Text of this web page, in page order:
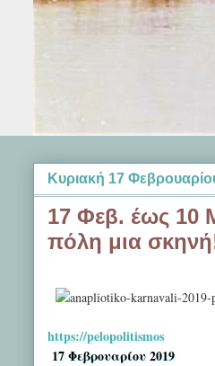
Κυριακή 17
17 Φεβ. έως 10
πόλη μια
https://pelopolitismos
17 Φεβρουαρίου 2019